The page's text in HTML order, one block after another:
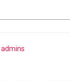
admins